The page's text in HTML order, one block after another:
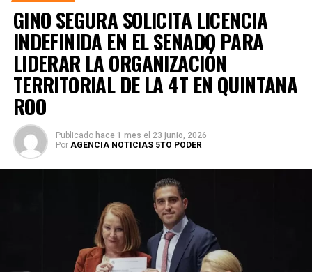
GINO SEGURA SOLICITA LICENCIA
INDEFINIDA EN EL SENADO PARA
LIDERAR LA ORGANIZACIÓN
TERRITORIAL DE LA 4T EN QUINTANA
ROO
Publicado hace 1 mes el 23 junio, 2026
Por AGENCIA NOTICIAS 5TO PODER